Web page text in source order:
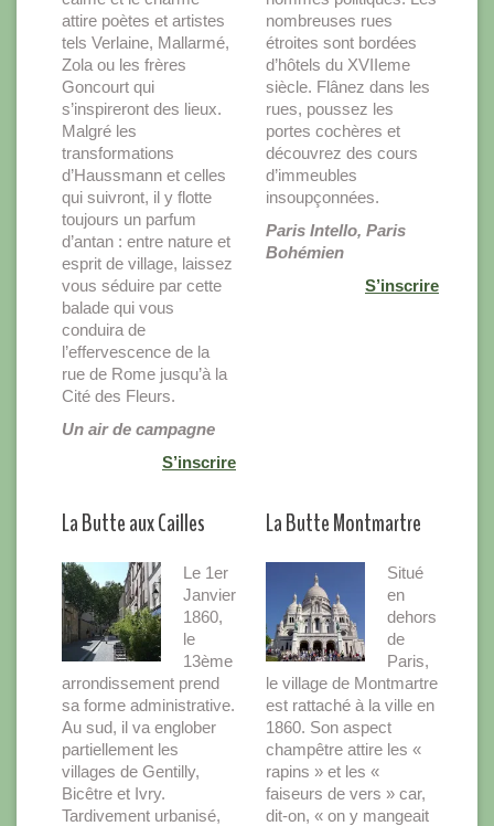
attire poètes et artistes
tels Verlaine, Mallarmé,
Zola ou les frères
Goncourt qui
s’inspireront des lieux.
Malgré les
transformations
d’Haussmann et celles
qui suivront, il y flotte
toujours un parfum
d’antan : entre nature et
esprit de village, laissez
vous séduire par cette
balade qui vous
conduira de
l’effervescence de la
rue de Rome jusqu’à la
Cité des Fleurs.
Un air de campagne
S’inscrire
nombreuses rues
étroites sont bordées
d’hôtels du XVIIeme
siècle. Flânez dans les
rues, poussez les
portes cochères et
découvrez des cours
d’immeubles
insoupçonnées.
Paris Intello, Paris
Bohémien
S’inscrire
La Butte aux Cailles La Butte Montmartre
Le 1er
Janvier
1860,
le
13ème
arrondissement prend
sa forme administrative.
Au sud, il va englober
partiellement les
villages de Gentilly,
Bicêtre et Ivry.
Tardivement urbanisé,
Situé
en
dehors
de
Paris,
le village de Montmartre
est rattaché à la ville en
1860. Son aspect
champêtre attire les «
rapins » et les «
faiseurs de vers » car,
dit-on, « on y mangeait